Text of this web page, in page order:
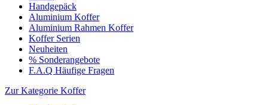
Handgepäck
Aluminium Koffer
Aluminium Rahmen Koffer
Koffer Serien
Neuheiten
% Sonderangebote
F.A.Q Häufige Fragen
Zur Kategorie Koffer